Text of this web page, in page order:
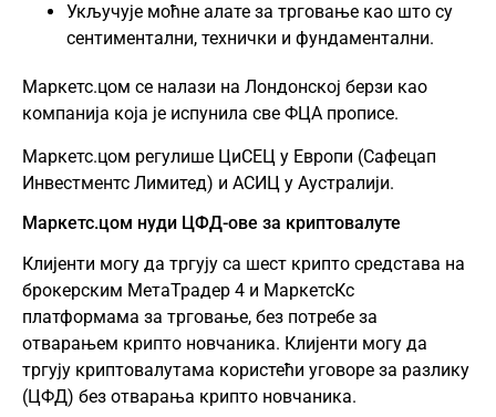
Укључује моћне алате за трговање као што су
сентиментални, технички и фундаментални.
Маркетс.цом се налази на Лондонској берзи као
компанија која је испунила све ФЦА прописе.
Маркетс.цом регулише ЦиСЕЦ у Европи (Сафецап
Инвестментс Лимитед) и АСИЦ у Аустралији.
Маркетс.цом нуди ЦФД-ове за криптовалуте
Клијенти могу да тргују са шест крипто средстава на
брокерским МетаТрадер 4 и МаркетсКс
платформама за трговање, без потребе за
отварањем крипто новчаника. Клијенти могу да
тргују криптовалутама користећи уговоре за разлику
(ЦФД) без отварања крипто новчаника.